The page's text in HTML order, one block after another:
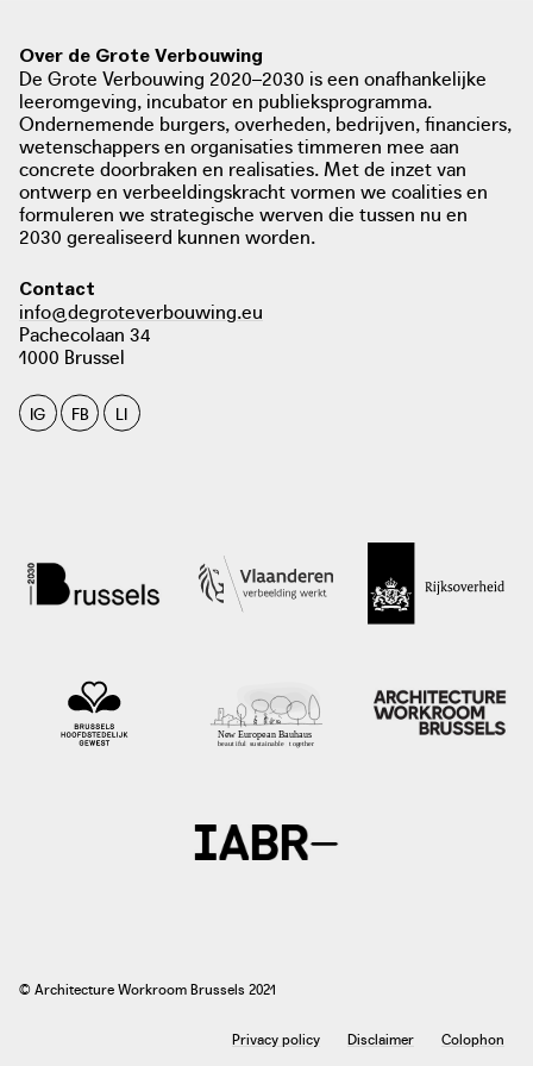
foto: Architecture Workroom Brussels, 2021
foto: Architecture Workroom Brussels, 2021
download / view PDF:
Atlas van de Noordwijk
Over de Grote Verbouwing
De Grote Verbouwing 2020–2030 is een onafhankelijke
leeromgeving, incubator en publieksprogramma.
Ondernemende burgers, overheden, bedrijven, financiers,
wetenschappers en organisaties timmeren mee aan
concrete doorbraken en realisaties. Met de inzet van
ontwerp en verbeeldingskracht vormen we coalities en
formuleren we strategische werven die tussen nu en
2030 gerealiseerd kunnen worden.
Contact
info@degroteverbouwing.eu
Pachecolaan 34
1000 Brussel
IG FB LI
© Architecture Workroom Brussels 2021
Privacy policy Disclaimer Colophon